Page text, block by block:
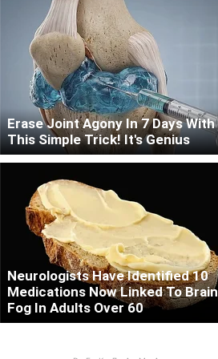
Erase Joint Agony In 7 Days With
This Simple Trick! It's Genius
Neurologists Have Identified 10
Medications Now Linked To Brain
Fog In Adults Over 60